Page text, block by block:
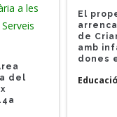
a les
del
El
de
amb
dones